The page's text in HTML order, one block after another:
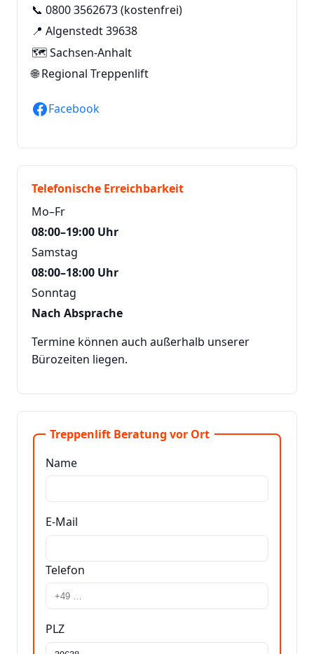
📞 0800 3562673(kostenfrei)
📍 Algenstedt 39638
🗺️ Sachsen-Anhalt
🌐Regional Treppenlift
Facebook
Telefonische Erreichbarkeit
Mo–Fr
08:00–19:00 Uhr
Samstag
08:00–18:00 Uhr
Sonntag
Nach Absprache
Termine können auch außerhalb unserer
Bürozeiten liegen.
Treppenlift Beratung vor Ort
Name
E-Mail
Telefon
PLZ